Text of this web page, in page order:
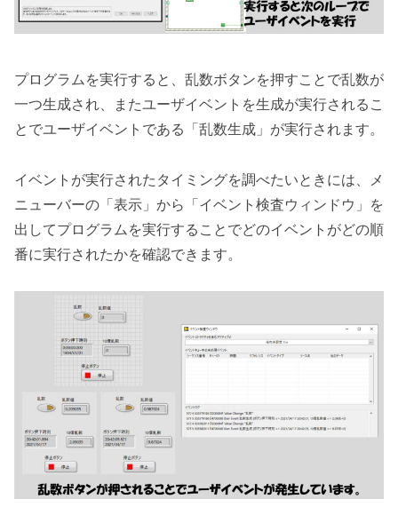
プログラムを実行すると、乱数ボタンを押すことで乱数が
一つ生成され、またユーザイベントを生成が実行されるこ
とでユーザイベントである「乱数生成」が実行されます。
イベントが実行されたタイミングを調べたいときには、メ
ニューバーの「表示」から「イベント検査ウィンドウ」を
出してプログラムを実行することでどのイベントがどの順
番に実行されたかを確認できます。